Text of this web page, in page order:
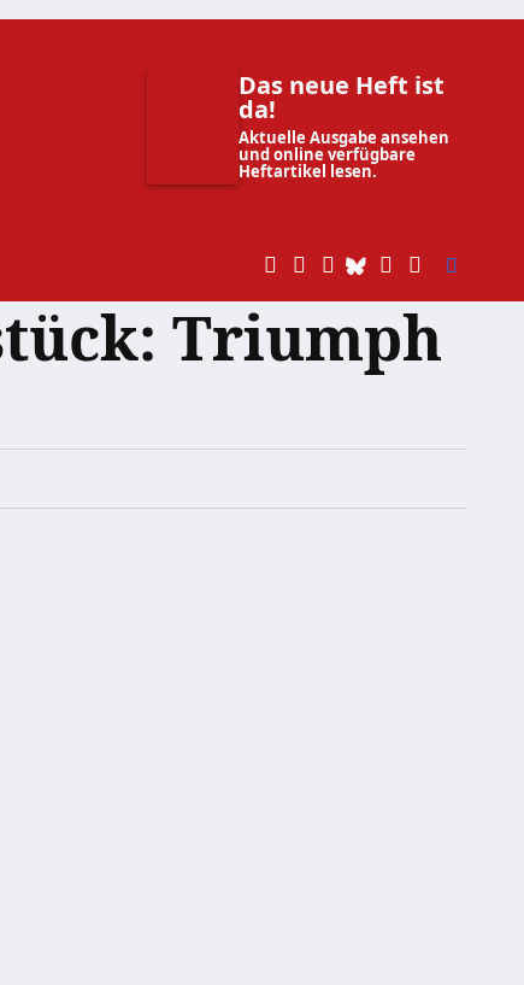
Das neue Heft ist
da!
Aktuelle Ausgabe ansehen
und online verfügbare
Heftartikel lesen.
Triumph